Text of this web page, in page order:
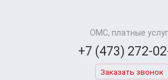
ОМС, платные
+7 (473) 272-
Заказать звонок